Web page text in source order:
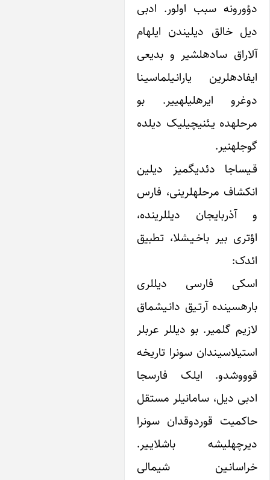
سبب اولور. ادبی
دیلیندن ایلهام
آلاراق ساده‎لشیر و بدیعی
ایفاده‎لرین یارانـیلماسیـنا
دوغرو ایره‎لی‎له‎ییر. بو
مرحله‎ده یـئنی‎چیلیک دیلده
دئدیگمیز دیلین
انکشاف مرحله‎لرینی، فارس
و آذربایجان دیل‎لرینده،
بیر باخـیـشلا، تطبیق
باره‎سینده آرتـیق دانـیشماق
لازیم گلمیر. بو دیل‎لر عربلر
سونرا تاریخه
ایلک فارسجا
ادبی دیل، سامانی‎لر مستقل
قوردوقدان سونرا
دیرچه‎لیشه باشلایـیر.
شیمالی